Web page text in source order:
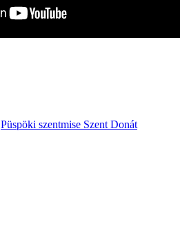
Püspöki szentmise Szent Donát